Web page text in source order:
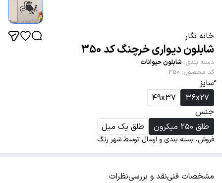
خانه نگار
شابلون دیواری خرچنگ کد 350
دسته بندی: شابلون حیوانات
کد محصول:
350
ُسایز
36x27
49x37
جنس
طلق 250 میکرون
طلق یک میل
فروش، بسته بندی و ارسال توسط شهر رنگ
مشخصات فنینقد و بررسینظرات